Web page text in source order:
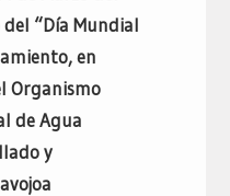
“Día Mundial
en
Organismo
de Agua
y